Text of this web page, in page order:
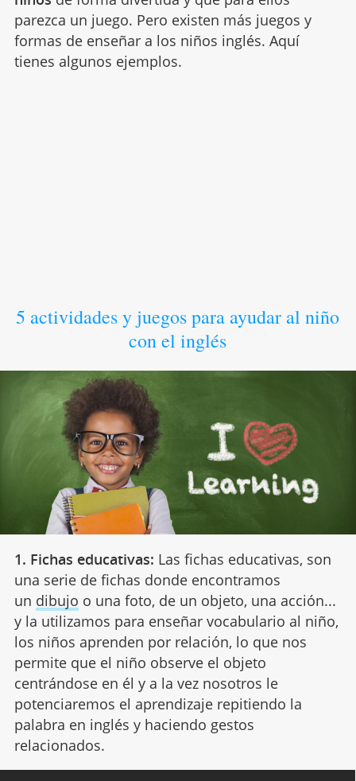
parezca un juego. Pero existen más juegos y
formas de enseñar a los niños inglés. Aquí
tienes algunos ejemplos.
5 actividades y juegos para ayudar al niño
con el inglés
1. Fichas educativas: Las fichas educativas, son
una serie de fichas donde encontramos
un dibujo o una foto, de un objeto, una acción...
y la utilizamos para enseñar vocabulario al niño,
los niños aprenden por relación, lo que nos
permite que el niño observe el objeto
centrándose en él y a la vez nosotros le
potenciaremos el aprendizaje repitiendo la
palabra en inglés y haciendo gestos
relacionados.